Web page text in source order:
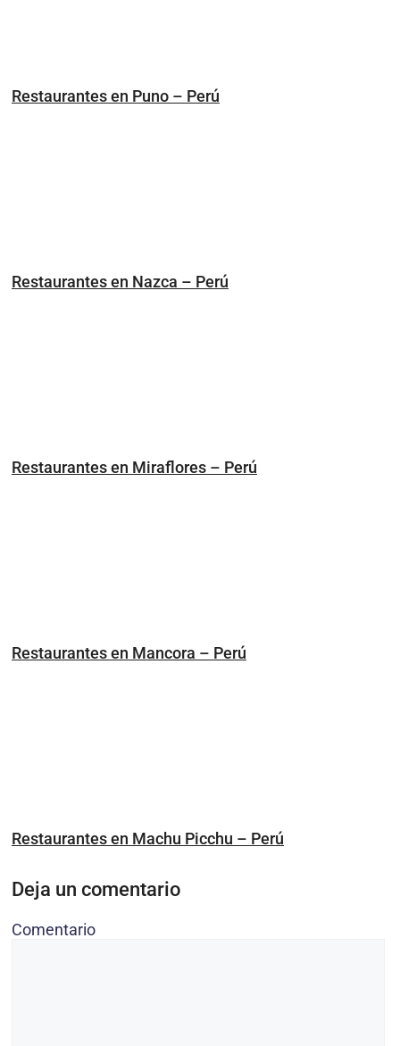
Restaurantes en Puno – Perú
Restaurantes en Nazca – Perú
Restaurantes en Miraflores – Perú
Restaurantes en Mancora – Perú
Restaurantes en Machu Picchu – Perú
Deja un comentario
Comentario